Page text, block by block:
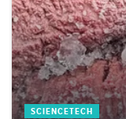
SCIENCETECH